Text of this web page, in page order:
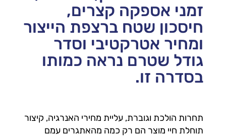
זמני אספקה קצרים,
חיסכון שטח ברצפת הייצור
ומחיר אטרקטיבי וסדר
גודל שטרם נראה כמותו
בסדרה זו.
תחרות הולכת וגוברת, עליית מחירי האנרגיה, קיצור
תוחלת חיי מוצר הם רק כמה מהאתגרים עמם